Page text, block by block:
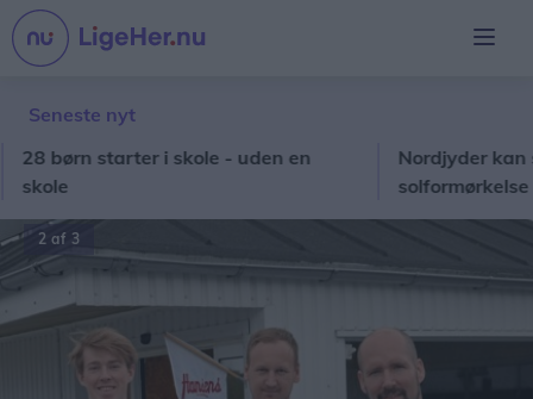
Seneste nyt
starter i skole - uden en
Nordjyder kan se
solformørkelse
3 af 3